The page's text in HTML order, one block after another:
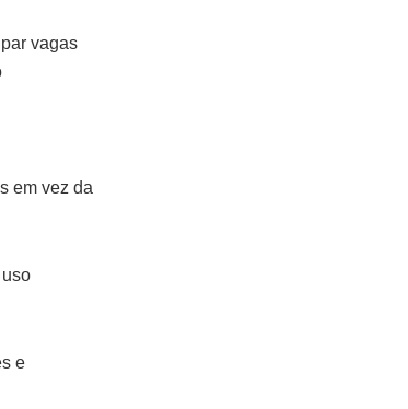
vagas
em vez da
e